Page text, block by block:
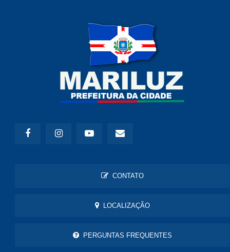
CONTATO
LOCALIZAÇÃO
PERGUNTAS FREQUENTES